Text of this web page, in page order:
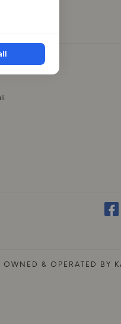
& OPERATED BY